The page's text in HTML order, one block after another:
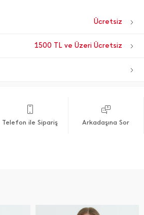
Ücretsiz
1500 TL ve Üzeri Ücretsiz
Telefon ile Sipariş Arkadaşına Sor